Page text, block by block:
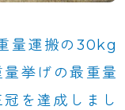
量運搬の30kg
挙げの最重量
を達成しまし